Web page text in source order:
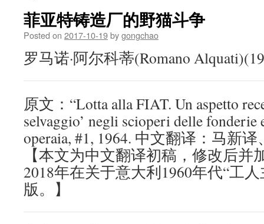
菲亚特铸造厂的野猫斗争
Posted on 2017-10-19bygongchao
罗马诺·阿尔科蒂(Romano
原文：“Lotta alla FIAT. Un aspetto
selvaggio’ negli scioperi delle fonderie
operaia, #1, 1964. 中文翻译：马新
【本文为中文翻译初稿，修改后并
2018年在关于意大利1960年代“工
版。】